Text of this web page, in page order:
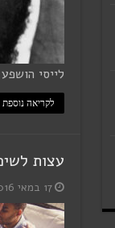
לייסי
לקריאה נוספת
עצות
17 במאי 2016